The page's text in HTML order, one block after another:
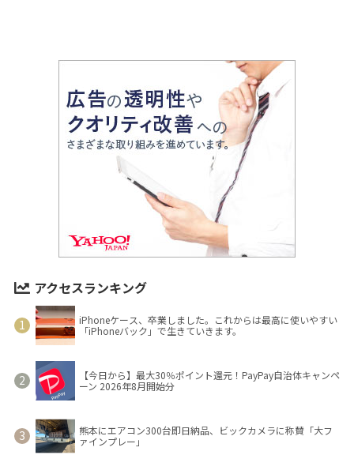
アクセスランキング
iPhoneケース、卒業しました。これからは最高に使いやすい
「iPhoneバック」で生きていきます。
【今日から】最大30％ポイント還元！PayPay自治体キャンペ
ーン 2026年8月開始分
熊本にエアコン300台即日納品、ビックカメラに称賛「大フ
ァインプレー」